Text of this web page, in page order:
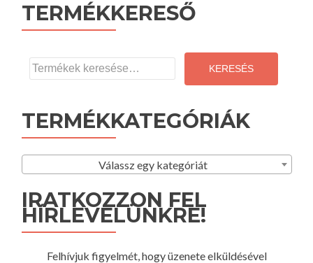
TERMÉKKERESŐ
KERESÉS
TERMÉKKATEGÓRIÁK
Válassz egy kategóriát
IRATKOZZON FEL
HÍRLEVELÜNKRE!
Felhívjuk figyelmét, hogy üzenete elküldésével